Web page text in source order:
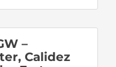
–
Calidez